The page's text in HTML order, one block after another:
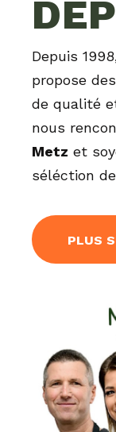
Depuis
propose des
de qualité
nous
Metz et
séléction
PLUS